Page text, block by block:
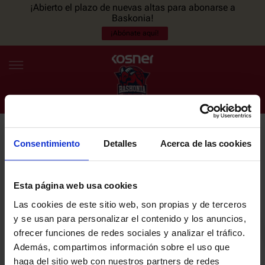
Consentimiento Detalles Acerca de las cookies
Esta página web usa cookies
Las cookies de este sitio web, son propias y de terceros
y se usan para personalizar el contenido y los anuncios,
ofrecer funciones de redes sociales y analizar el tráfico.
Además, compartimos información sobre el uso que
haga del sitio web con nuestros partners de redes
¡Abierto el plazo de nuevas altas para abonarse a
Baskonia!
¡Abónate aquí!
ES EU
NOTICIAS
PLANTILLA
ENTRADAS
NEWSLETTER
últimas noticias y promociones del club.
Email
He leído y acepto laPolítica de privacidaddel SASKI BASKONIA